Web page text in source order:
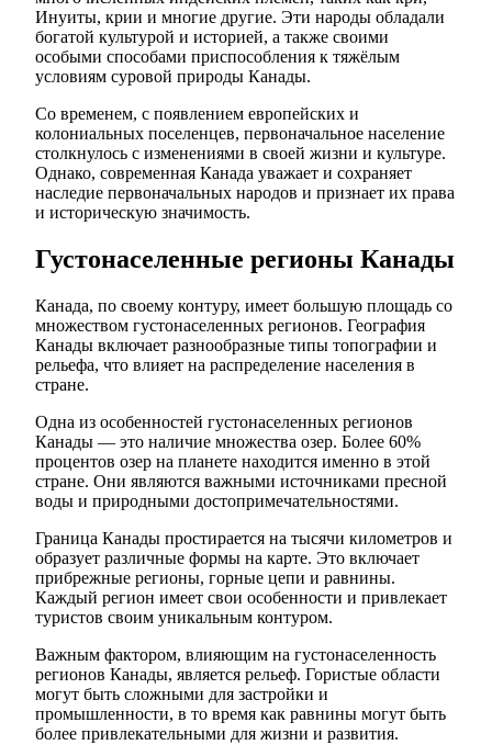
Инуиты, крии и многие другие. Эти народы обладали
богатой культурой и историей, а также своими
особыми способами приспособления к тяжёлым
условиям суровой природы Канады.
Со временем, с появлением европейских и
колониальных поселенцев, первоначальное население
столкнулось с изменениями в своей жизни и культуре.
Однако, современная Канада уважает и сохраняет
наследие первоначальных народов и признает их права
и историческую значимость.
Густонаселенные регионы Канады
Канада, по своему контуру, имеет большую площадь со
множеством густонаселенных регионов. География
Канады включает разнообразные типы топографии и
рельефа, что влияет на распределение населения в
стране.
Одна из особенностей густонаселенных регионов
Канады — это наличие множества озер. Более 60%
процентов озер на планете находится именно в этой
стране. Они являются важными источниками пресной
воды и природными достопримечательностями.
Граница Канады простирается на тысячи километров и
образует различные формы на карте. Это включает
прибрежные регионы, горные цепи и равнины.
Каждый регион имеет свои особенности и привлекает
туристов своим уникальным контуром.
Важным фактором, влияющим на густонаселенность
регионов Канады, является рельеф. Гористые области
могут быть сложными для застройки и
промышленности, в то время как равнины могут быть
более привлекательными для жизни и развития.